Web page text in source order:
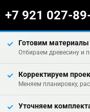
+7 921 027-
Готовим
Отбираем древесину и
Корректируем
Меняем планировку,
Уточняем